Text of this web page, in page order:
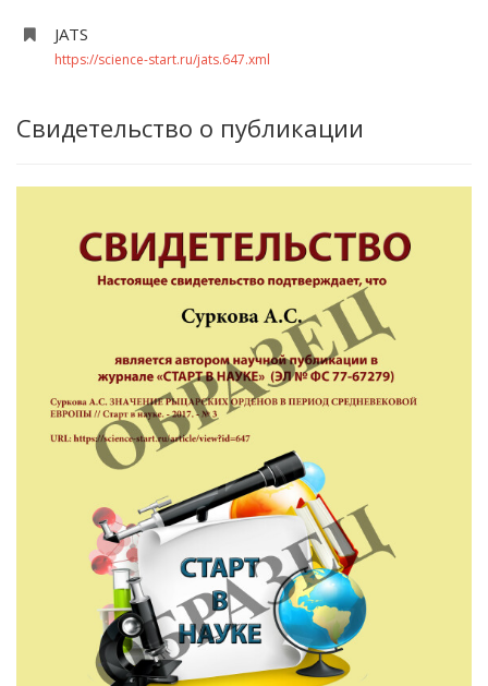
JATS
https://science-start.ru/jats.647.xml
Свидетельство о публикации